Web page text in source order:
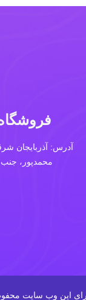
فروشگاه
آدرس: آذربایجان
محمدپور، جنب